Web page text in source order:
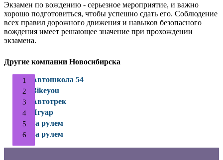
Экзамен по вождению - серьезное мероприятие, и важно
хорошо подготовиться, чтобы успешно сдать его. Соблюдение
всех правил дорожного движения и навыков безопасного
вождения имеет решающее значение при прохождении
экзамена.
Другие компании Новосибирска
Автошкола 54
Bikeyou
Автотрек
Ягуар
За рулем
За рулем